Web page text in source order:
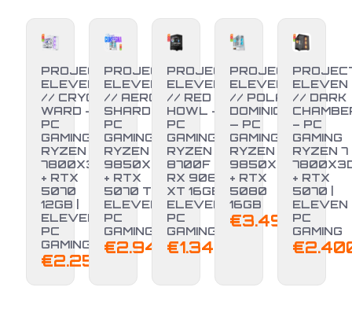
PROJECT
ELEVEN
// CRYO
WARD –
PC
GAMING
RYZEN 7
7800X3D
+ RTX
5070
12GB |
ELEVEN
PC
GAMING
€2.250,00
PROJECT
ELEVEN
// AERO
SHARD –
PC
GAMING
RYZEN 7
9850X3D
+ RTX
5070 TI |
ELEVEN
PC
GAMING
€2.949,00
PROJECT
ELEVEN
// RED
HOWL –
PC
GAMING
RYZEN 7
8700F +
RX 9060
XT 16GB |
ELEVEN
PC
GAMING
€1.349,00
PROJECT
ELEVEN
// POLAR
DOMINION
— PC
GAMING
RYZEN 7
9850X3D
+ RTX
5080
16GB
€3.499,00
ELEVEN
// DARK
– PC
GAMING
RYZEN 7
+ RTX
5070 |
ELEVEN
PC
GAMING
€